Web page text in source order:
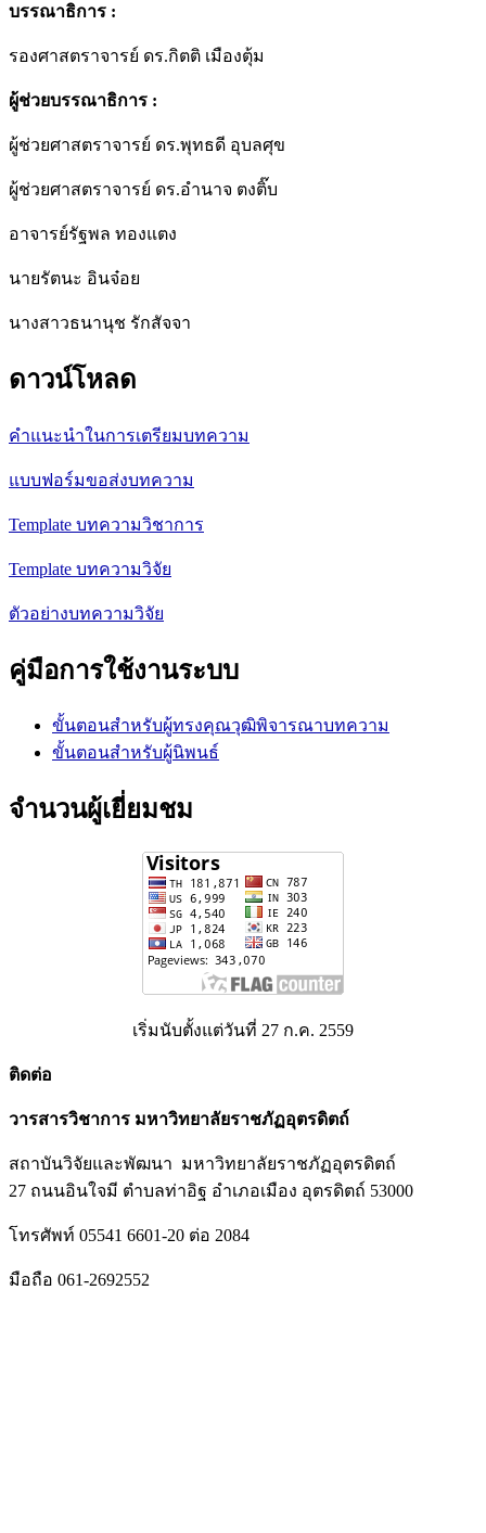
บรรณาธิการ :
รองศาสตราจารย์ ดร.กิตติ เมืองตุ้ม
ผู้ช่วยบรรณาธิการ :
ผู้ช่วยศาสตราจารย์ ดร.พุทธดี อุบลศุข
ผู้ช่วยศาสตราจารย์ ดร.อำนาจ ตงติ๊บ
อาจารย์รัฐพล ทองแตง
นายรัตนะ อินจ๋อย
นางสาวธนานุช รักสัจจา
ดาวน์โหลด
คำแนะนำในการเตรียมบทความ
แบบฟอร์มขอส่งบทความ
Template บทความวิชาการ
Template บทความวิจัย
ตัวอย่างบทความวิจัย
คู่มือการใช้งานระบบ
ขั้นตอนสำหรับผู้ทรงคุณวุฒิพิจารณาบทความ
ขั้นตอนสำหรับผู้นิพนธ์
จำนวนผู้เยี่ยมชม
เริ่มนับตั้งแต่วันที่ 27 ก.ค. 2559
ติดต่อ
วารสารวิชาการ มหาวิทยาลัยราชภัฏอุตรดิตถ์
สถาบันวิจัยและพัฒนา มหาวิทยาลัยราชภัฏอุตรดิตถ์
27 ถนนอินใจมี ตำบลท่าอิฐ อำเภอเมือง อุตรดิตถ์ 53000
โทรศัพท์ 05541 6601-20 ต่อ 2084
มือถือ 061-2692552